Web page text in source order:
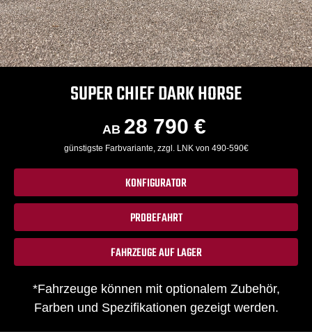
SUPER CHIEF DARK HORSE
AB 28 790 €
günstigste Farbvariante, zzgl. LNK von 490-590€
KONFIGURATOR
PROBEFAHRT
FAHRZEUGE AUF LAGER
*Fahrzeuge können mit optionalem Zubehör,
Farben und Spezifikationen gezeigt werden.